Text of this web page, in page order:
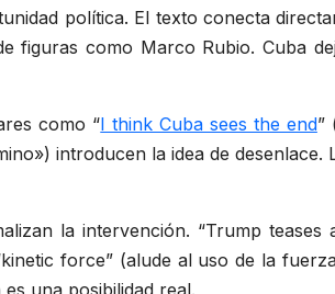
política. El texto conecta
figuras como Marco Rubio. Cuba
como “I think Cuba sees the end”
introducen la idea de
la intervención. “Trump teases
force” (alude al uso de la
una posibilidad real.